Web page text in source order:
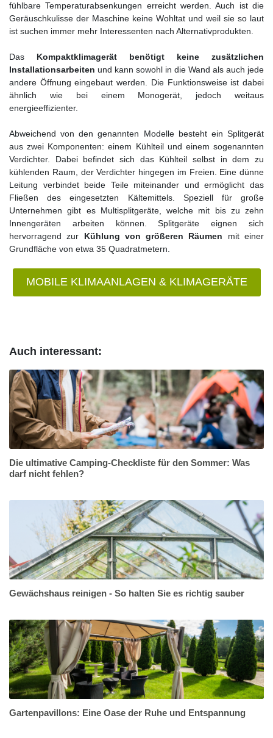
fühlbare Temperaturabsenkungen erreicht werden. Auch ist die
Geräuschkulisse der Maschine keine Wohltat und weil sie so laut
ist suchen immer mehr Interessenten nach Alternativprodukten.
Das Kompaktklimagerät benötigt keine zusätzlichen
Installationsarbeiten und kann sowohl in die Wand als auch jede
andere Öffnung eingebaut werden. Die Funktionsweise ist dabei
ähnlich wie bei einem Monogerät, jedoch weitaus
energieeffizienter.
Abweichend von den genannten Modelle besteht ein Splitgerät
aus zwei Komponenten: einem Kühlteil und einem sogenannten
Verdichter. Dabei befindet sich das Kühlteil selbst in dem zu
kühlenden Raum, der Verdichter hingegen im Freien. Eine dünne
Leitung verbindet beide Teile miteinander und ermöglicht das
Fließen des eingesetzten Kältemittels. Speziell für große
Unternehmen gibt es Multisplitgeräte, welche mit bis zu zehn
Innengeräten arbeiten können. Splitgeräte eignen sich
hervorragend zur Kühlung von größeren Räumen mit einer
Grundfläche von etwa 35 Quadratmetern.
MOBILE KLIMAANLAGEN & KLIMAGERÄTE
Auch interessant:
Die ultimative Camping-Checkliste für den Sommer: Was
darf nicht fehlen?
Gewächshaus reinigen - So halten Sie es richtig sauber
Gartenpavillons: Eine Oase der Ruhe und Entspannung